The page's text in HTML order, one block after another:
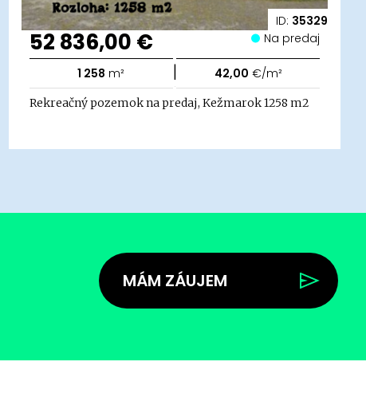
ID: 35329
52 836,00 € Na predaj
1 258 m² | 42,00 €/m²
Rekreačný pozemok na predaj, Kežmarok 1258 m2
MÁM ZÁUJEM